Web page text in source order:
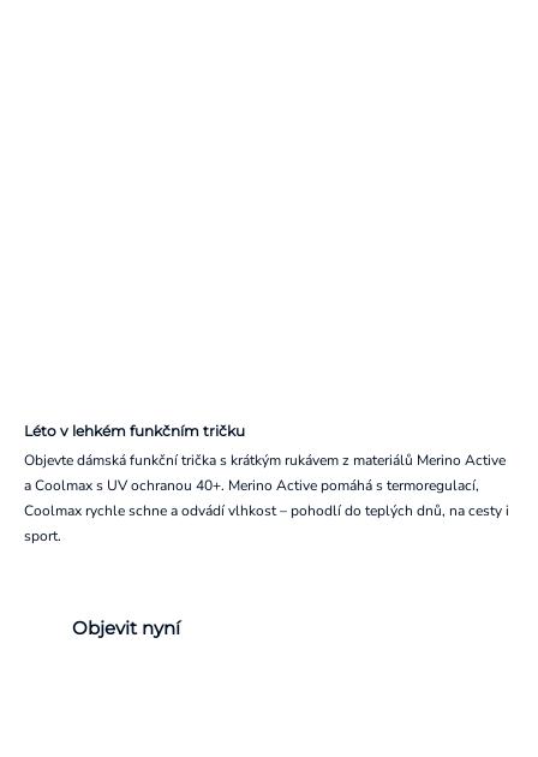
Léto v lehkém funkčním tričku
Objevte dámská funkční trička s krátkým rukávem z materiálů Merino Active
a Coolmax s UV ochranou 40+. Merino Active pomáhá s termoregulací,
Coolmax rychle schne a odvádí vlhkost – pohodlí do teplých dnů, na cesty i
sport.
Objevit nyní